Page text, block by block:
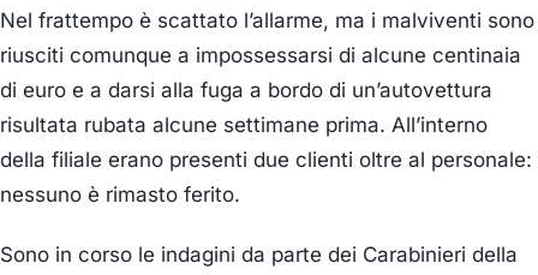
Nel frattempo è scattato l’allarme, ma i malviventi sono
riusciti comunque a impossessarsi di alcune centinaia
di euro e a darsi alla fuga a bordo di un’autovettura
risultata rubata alcune settimane prima. All’interno
della filiale erano presenti due clienti oltre al personale:
nessuno è rimasto ferito.
Sono in corso le indagini da parte dei Carabinieri della